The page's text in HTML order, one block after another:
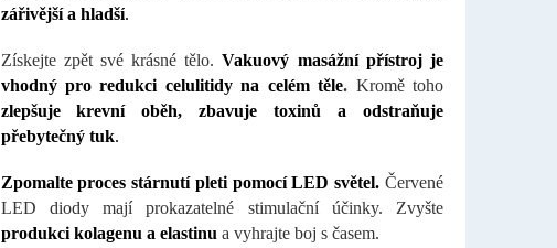
zářivější a hladší.
Získejte zpět své krásné tělo.Vakuový masážní přístroj je
vhodný pro redukci celulitidy na celém těle. Kromě toho
zlepšuje krevní oběh, zbavuje toxinů a odstraňuje
přebytečný tuk.
Zpomalte proces stárnutí pleti pomocí LED světel. Červené
LED diody mají prokazatelné stimulační účinky. Zvyšte
produkci kolagenu a elastinu a vyhrajte boj s časem.